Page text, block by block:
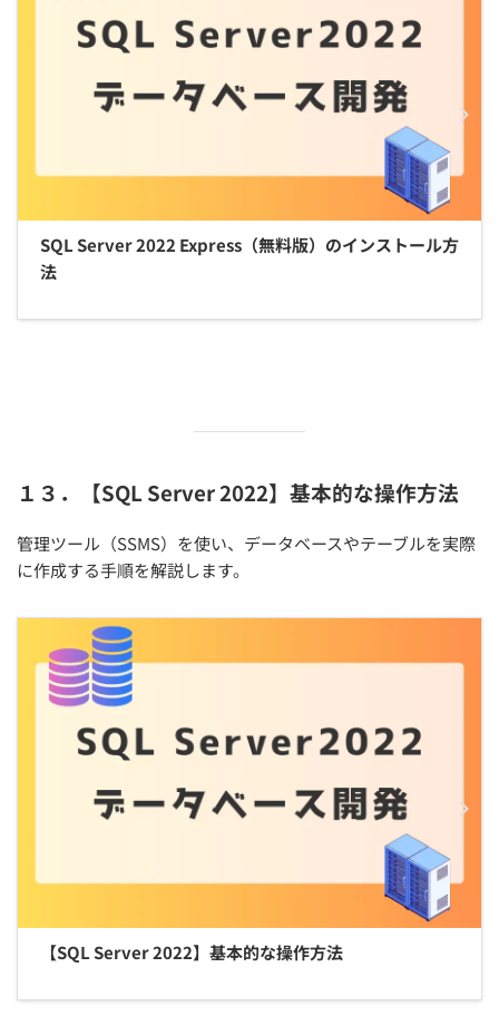
SQL Server 2022 Express（無料版）のインストール方
法
１３．【SQL Server 2022】基本的な操作方法
管理ツール（SSMS）を使い、データベースやテーブルを実際
に作成する手順を解説します。
【SQL Server 2022】基本的な操作方法